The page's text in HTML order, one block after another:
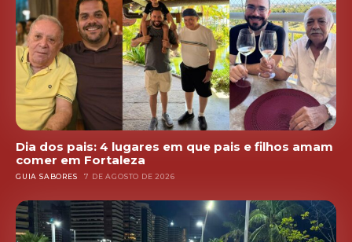
Dia dos pais: 4 lugares em que pais e filhos amam
comer em Fortaleza
GUIA SABORES 7 DE AGOSTO DE 2026